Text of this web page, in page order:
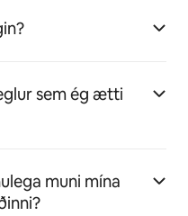
sem ég ætti
muni mína